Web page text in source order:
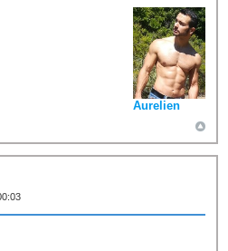
Aurelien